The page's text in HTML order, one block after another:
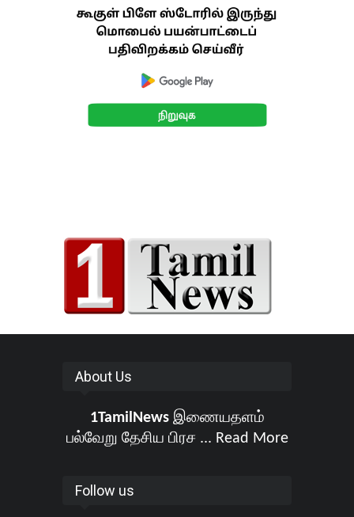
About Us
1TamilNewsஇணையதளம்
பல்வேறு தேசிய பிரச ... Read More
Follow us